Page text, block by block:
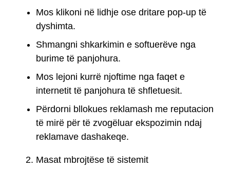
Mos klikoni në lidhje ose dritare pop-up të
dyshimta.
Shmangni shkarkimin e softuerëve nga
burime të panjohura.
Mos lejoni kurrë njoftime nga faqet e
internetit të panjohura të shfletuesit.
Përdorni bllokues reklamash me reputacion
të mirë për të zvogëluar ekspozimin ndaj
reklamave dashakeqe.
Masat mbrojtëse të sistemit